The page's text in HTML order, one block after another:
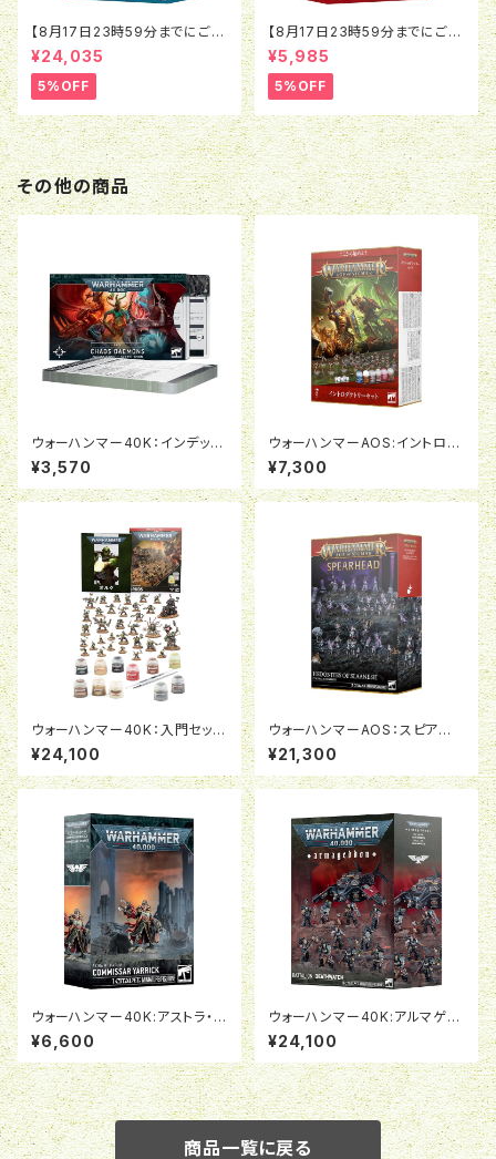
【8月17日23時59分までにご予
約で5％OFF】オールドワール
ド：ウォリアー・オヴ・ケイオス：バ
トルマーチアーミー
¥24,035
5%OFF
【8月17日23時59分までにご予
約で5％OFF】ブラッドボウル：ミ
ノタウロス
¥5,985
5%OFF
その他の商品
ウォーハンマー40K：インデック
スカード:ケイオス・ディーモン
（日本語版）
¥3,570
ウォーハンマーAOS:イントロダ
クトリーセット（日本語版）
¥7,300
ウォーハンマー40K：入門セッ
ト：オルク（日本語版）
¥24,100
ウォーハンマーAOS：スピアヘッ
ド：エピキュリアン・レヴェラー
¥21,300
ウォーハンマー40K:アストラ・ミ
リタルム：政治将校ヤーリック
¥6,600
ウォーハンマー40K:アルマゲド
ン・バタリオン：デスウォッチ
¥24,100
商品一覧に戻る